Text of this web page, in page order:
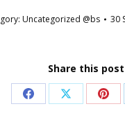
Uncategorized @bs 30
Share this post
Share Share